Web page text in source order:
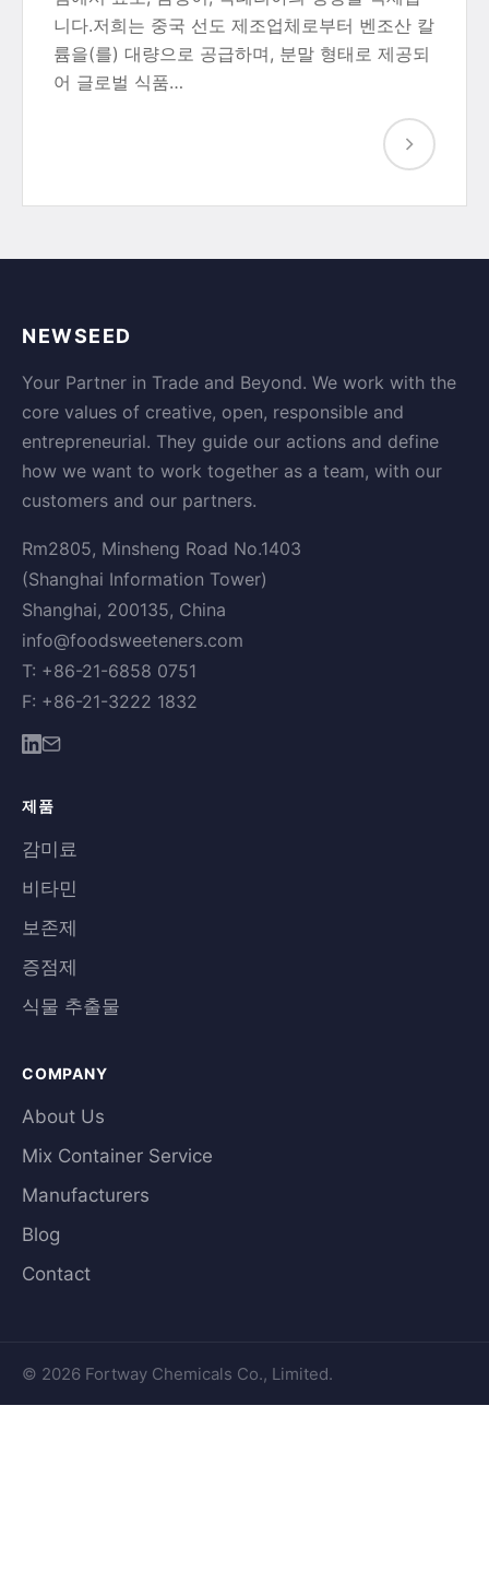
니다.저희는 중국 선도 제조업체로부터 벤조산 칼
륨을(를) 대량으로 공급하며, 분말 형태로 제공되
어 글로벌 식품…
NEWSEED
Your Partner in Trade and Beyond. We work with the
core values of creative, open, responsible and
entrepreneurial. They guide our actions and define
how we want to work together as a team, with our
customers and our partners.
Rm2805, Minsheng Road No.1403
(Shanghai Information Tower)
Shanghai, 200135, China
info@foodsweeteners.com
T: +86-21-6858 0751
F: +86-21-3222 1832
제품
감미료
비타민
보존제
증점제
식물 추출물
COMPANY
About Us
Mix Container Service
Manufacturers
Blog
Contact
© 2026 Fortway Chemicals Co., Limited.